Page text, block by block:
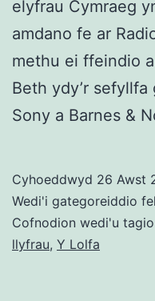
elyfrau Cymraeg
amdano fe ar
methu ei ffeindio
Beth ydy’r
Sony a Barnes &
Cyhoeddwyd 26 Awst
Wedi'i gategoreiddio fel
Cofnodion wedi'u tagio
llyfrau, Y Lolfa